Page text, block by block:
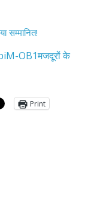
सम्मानित!
OB1मजदूरों के
Print